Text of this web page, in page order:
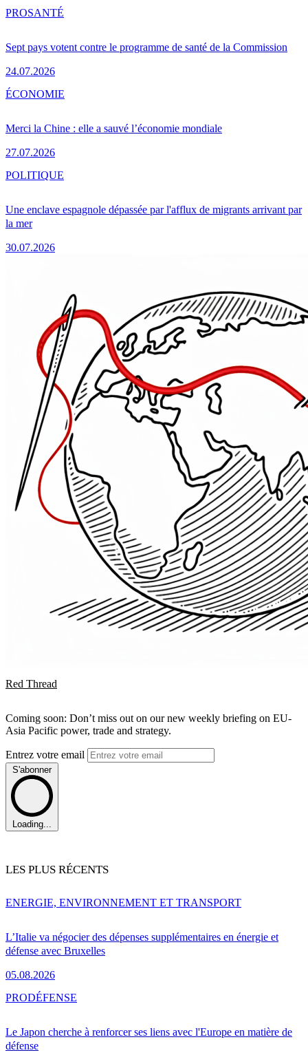
Sept pays votent contre le programme de santé de la Commission
24.07.2026
PROSANTÉ
Merci la Chine : elle a sauvé l’économie mondiale
27.07.2026
ÉCONOMIE
Une enclave espagnole dépassée par l'afflux de migrants arrivant par
la mer
30.07.2026
POLITIQUE
Red Thread
Coming soon: Don’t miss out on our new weekly briefing on EU-
Asia Pacific power, trade and strategy.
Entrez votre email
S'abonner
Loading...
LES PLUS RÉCENTS
L’Italie va négocier des dépenses supplémentaires en énergie et
défense avec Bruxelles
05.08.2026
ENERGIE, ENVIRONNEMENT ET TRANSPORT
Le Japon cherche à renforcer ses liens avec l'Europe en matière de
défense
PRODÉFENSE